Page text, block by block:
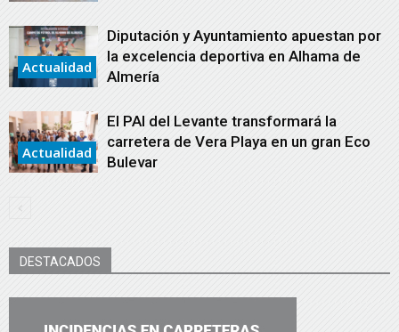
Actualidad
Diputación y Ayuntamiento apuestan por
la excelencia deportiva en Alhama de
Almería
Actualidad
El PAI del Levante transformará la
carretera de Vera Playa en un gran Eco
Bulevar
DESTACADOS